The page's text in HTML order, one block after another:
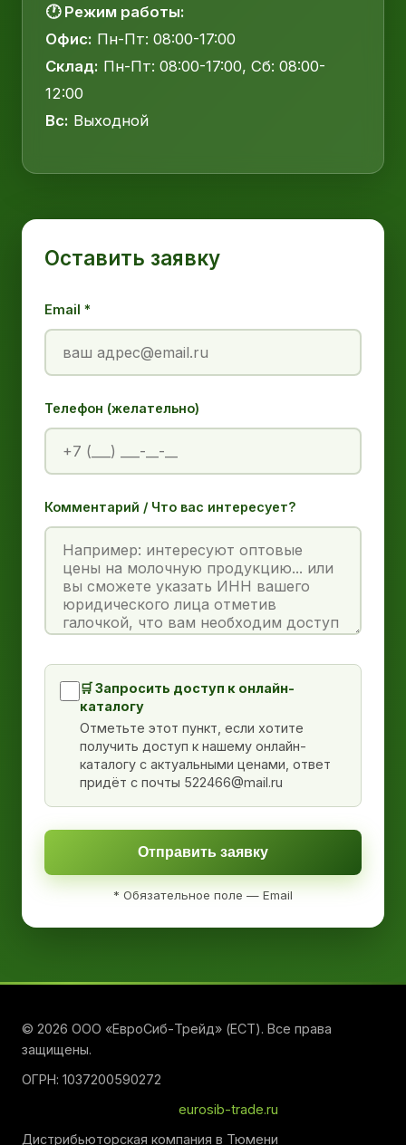
🕐 Режим работы:
Офис: Пн-Пт: 08:00-17:00
Склад: Пн-Пт: 08:00-17:00, Сб: 08:00-
12:00
Вс: Выходной
Оставить заявку
Email *
Телефон (желательно)
Комментарий / Что вас интересует?
🛒 Запросить доступ к онлайн-
каталогу
Отметьте этот пункт, если хотите
получить доступ к нашему онлайн-
каталогу с актуальными ценами, ответ
придёт с почты 522466@mail.ru
Отправить заявку
* Обязательное поле — Email
© 2026 ООО «ЕвроСиб-Трейд» (ЕСТ). Все права
защищены.
ОГРН: 1037200590272
eurosib-trade.ru
Дистрибьюторская компания в Тюмени